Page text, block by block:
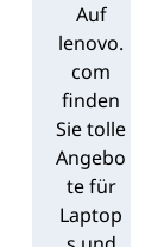
Auf
lenovo.
com
finden
Sie tolle
Angebo
te für
Laptop